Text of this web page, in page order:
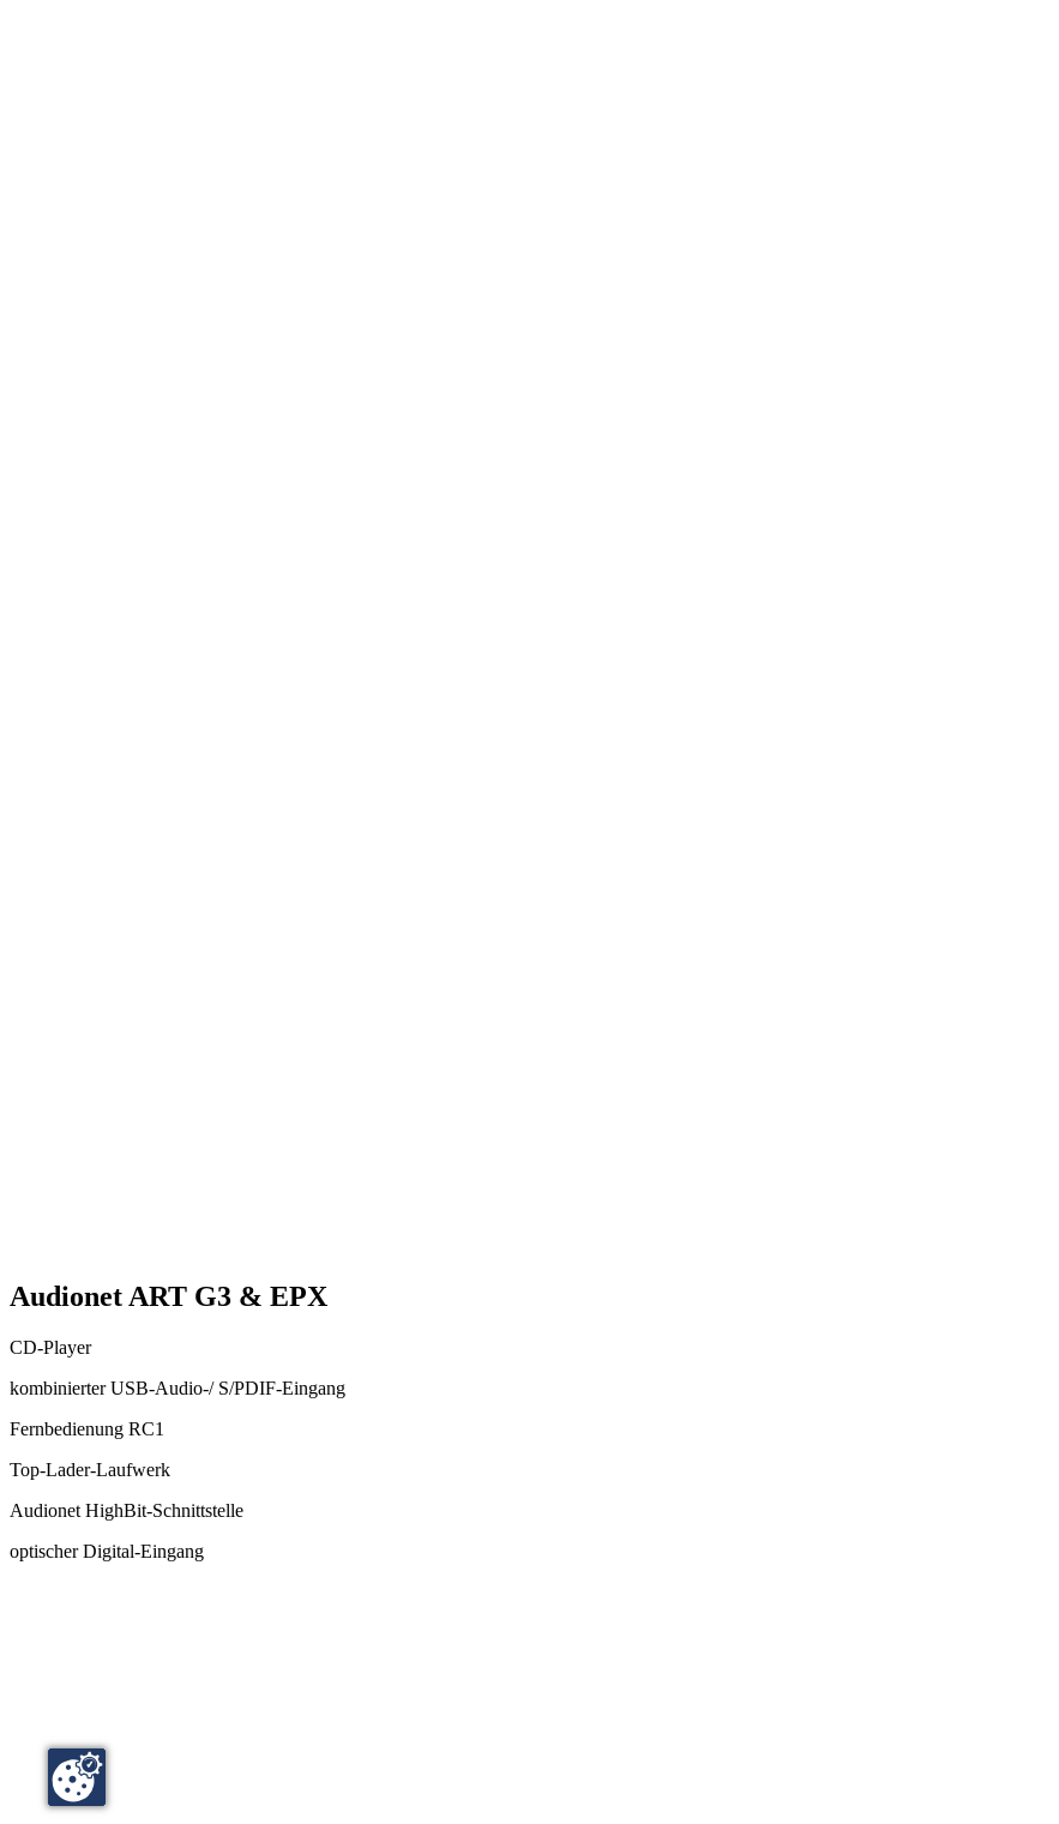
Audionet ART G3 & EPX
CD-Player
kombinierter USB-Audio-/ S/PDIF-Eingang
Fernbedienung RC1
Top-Lader-Laufwerk
Audionet HighBit-Schnittstelle
optischer Digital-Eingang